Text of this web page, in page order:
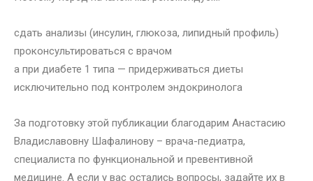
сдать анализы (инсулин, глюкоза, липидный профиль)
проконсультироваться с врачом
а при диабете 1 типа — придерживаться диеты
исключительно под контролем эндокринолога
За подготовку этой публикации благодарим Анастасию
Владиславовну Шафалинову – врача-педиатра,
специалиста по функциональной и превентивной
медицине. А если у вас остались вопросы, задайте их в